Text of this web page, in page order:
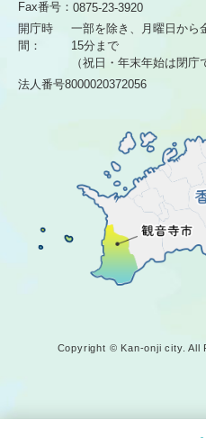
Fax番号： 0875-23-3920
開庁時
間：
一部を除き、月曜日から
15分まで
（祝日・年末年始は閉庁
法人番号8000020372056
Copyright © Kan-onji city. All